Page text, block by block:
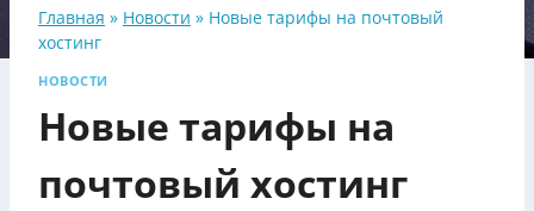
Главная » Новости » Новые тарифы на почтовый
хостинг
НОВОСТИ
Новые тарифы на
почтовый хостинг